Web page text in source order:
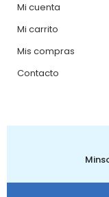
Mi cuenta
Mi carrito
Mis compras
Contacto